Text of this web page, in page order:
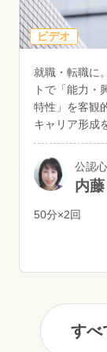
ビデオ
就職・転職に
トで「能力・
特性」を客観
キャリア形成
公認
内
50分×2回
すべ